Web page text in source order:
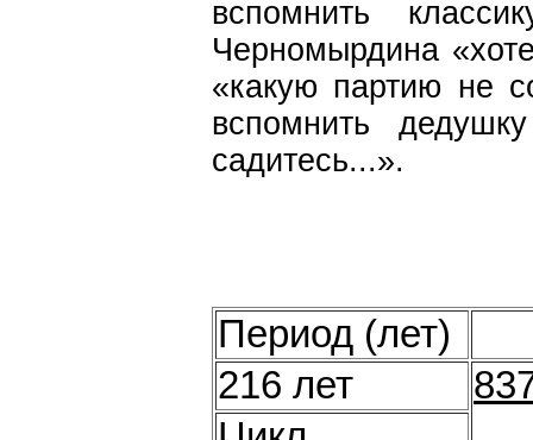
вспомнить
Черномырдина
«какую партию не
вспомнить
садитесь...».
Период (лет)
216 лет